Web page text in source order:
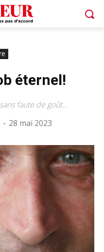
éternel!
faute de goût...
- 28 mai 2023